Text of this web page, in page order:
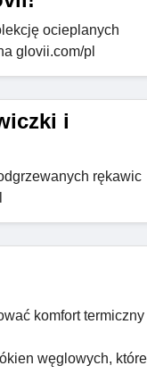
ocieplanych
glovii.com/pl
i
rękawic
komfort
węglowych,